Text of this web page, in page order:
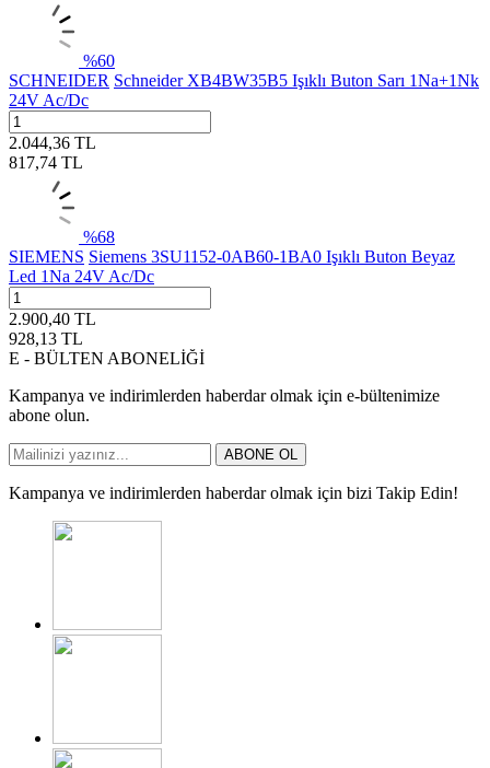
%60
SCHNEIDER Schneider XB4BW35B5 Işıklı Buton Sarı 1Na+1Nk
24V Ac/Dc
2.044,36 TL
817,74 TL
%68
SIEMENS Siemens 3SU1152-0AB60-1BA0 Işıklı Buton Beyaz
Led 1Na 24V Ac/Dc
2.900,40 TL
928,13 TL
E - BÜLTEN ABONELİĞİ
Kampanya ve indirimlerden haberdar olmak için e-bültenimize
abone olun.
ABONE OL
Kampanya ve indirimlerden haberdar olmak için bizi Takip Edin!